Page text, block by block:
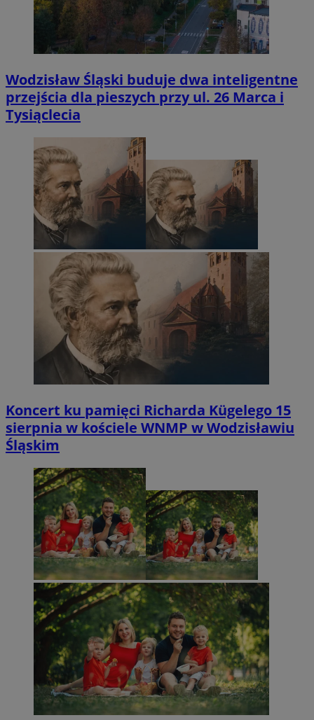
Wodzisław Śląski buduje dwa inteligentne
przejścia dla pieszych przy ul. 26 Marca i
Tysiąclecia
Koncert ku pamięci Richarda Kügelego 15
sierpnia w kościele WNMP w Wodzisławiu
Śląskim